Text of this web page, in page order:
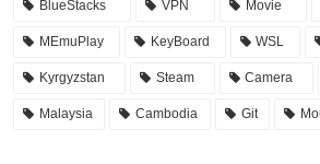
BlueStacks VPN Movie
MEmuPlay KeyBoard WSL
Kyrgyzstan Steam Camera
Malaysia Cambodia Git